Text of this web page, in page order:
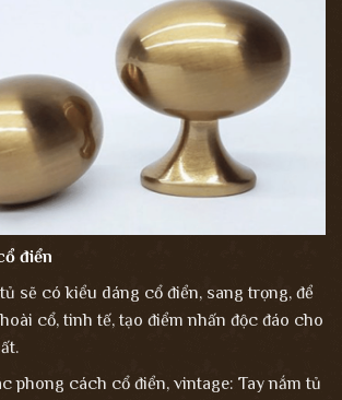
điển
sẽ có kiểu dáng cổ điển, sang trọng, để
cổ, tinh tế, tạo điểm nhấn độc đáo cho
phong cách cổ điển, vintage: Tay nắm tủ